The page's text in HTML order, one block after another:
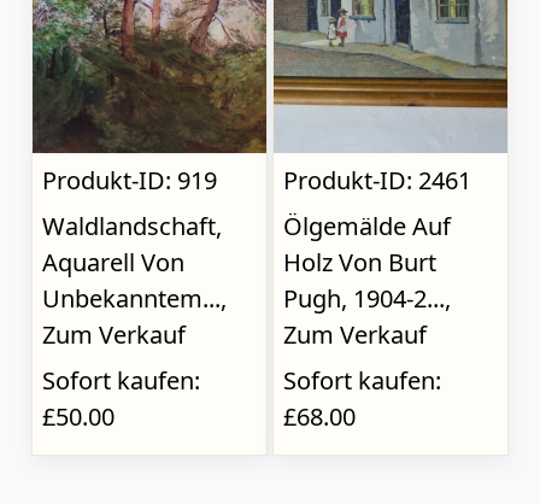
Produkt-ID: 919
Waldlandschaft,
Aquarell Von
Unbekanntem...,
Zum Verkauf
Sofort kaufen:
£50.00
Produkt-ID: 2461
Ölgemälde Auf
Holz Von Burt
Pugh, 1904-2...,
Zum Verkauf
Sofort kaufen:
£68.00